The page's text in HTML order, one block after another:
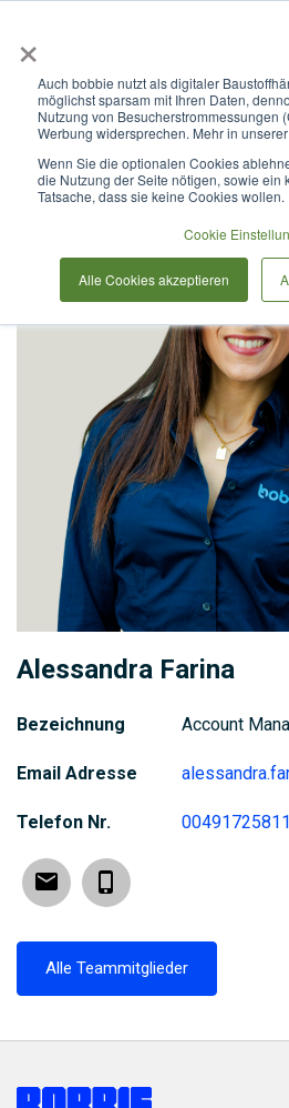
×
Auch bobbie nutzt als digitaler
möglichst sparsam mit Ihren Daten,
Nutzung von Besucherstrommessungen
Werbung widersprechen. Mehr in unserer
Wenn Sie die optionalen Cookies
die Nutzung der Seite nötigen, sowie ein
Tatsache, dass sie keine Cookies wollen.
Cookie
Alle Cookies akzeptieren
Unser Team
Alessandra Farina
Bezeichnung Account
Email Adresse
Telefon Nr.
Email Phone
Alle Teammitglieder